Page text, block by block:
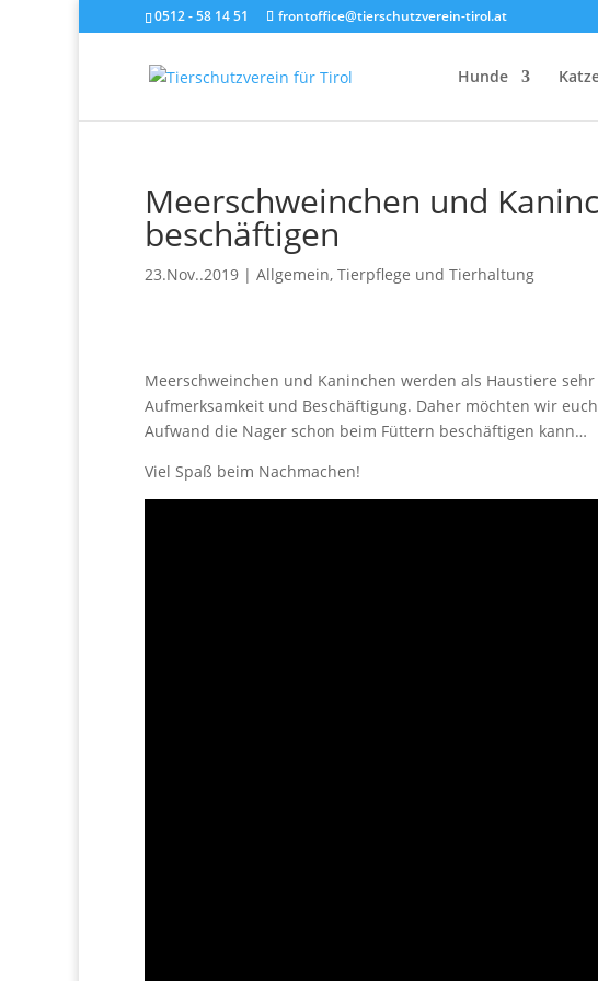
0512 - 58 14 51 frontoffice@tierschutzverein-tirol.at
Hunde
Meerschweinchen und
beschäftigen
23.Nov..2019 | Allgemein, Tierpflege und Tierhaltung
Meerschweinchen und Kaninchen werden als Haustiere
Aufmerksamkeit und Beschäftigung. Daher möchten wir
Aufwand die Nager schon beim Füttern beschäftigen kann…
Viel Spaß beim Nachmachen!